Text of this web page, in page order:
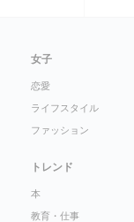
女子
恋愛
ライフスタイル
ファッション
トレンド
本
教育・仕事